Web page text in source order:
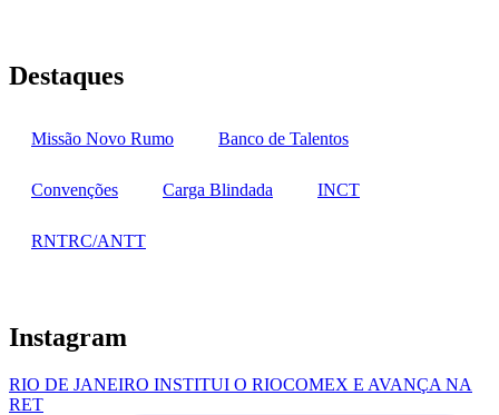
Destaques
Missão Novo Rumo Banco de Talentos
Convenções Carga Blindada INCT
RNTRC/ANTT
Instagram
RIO DE JANEIRO INSTITUI O RIOCOMEX E AVANÇA NA
RET